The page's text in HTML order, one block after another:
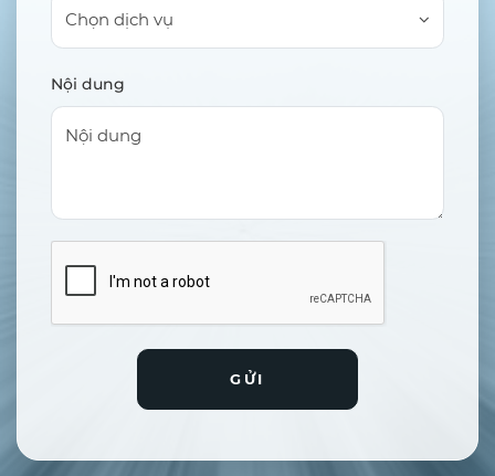
Chọn dịch vụ
Nội dung
GỬI